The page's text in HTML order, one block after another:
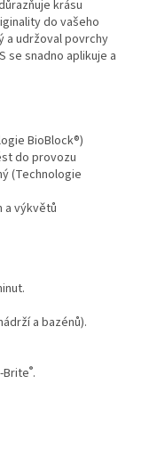
krásu
do vašeho
a udržoval povrchy
se snadno aplikuje a
BioBlock®)
do provozu
(Technologie
a výkvětů
a bazénů).
Brite®.